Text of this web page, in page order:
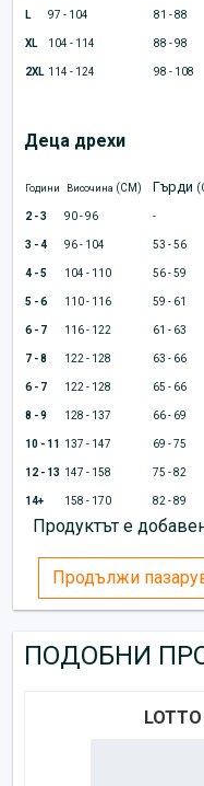
L 97 - 104 81 - 88
XL 104 - 114 88 - 98
2XL 114 - 124 98 - 108
Деца дрехи
Години Височина (CM) Гърди
2 - 3 90 - 96 -
3 - 4 96 - 104 53 - 56
4 - 5 104 - 110 56 - 59
5 - 6 110 - 116 59 - 61
6 - 7 116 - 122 61 - 63
7 - 8 122 - 128 63 - 66
6 - 7 122 - 128 65 - 66
8 - 9 128 - 137 66 - 69
10 - 11 137 - 147 69 - 75
12 - 13 147 - 158 75 - 82
14+ 158 - 170 82 - 89
Продуктът е
Продължи
ПОДОБНИ